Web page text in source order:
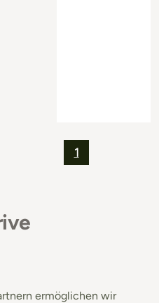
1
ermöglichen wir